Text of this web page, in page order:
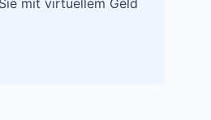
mit virtuellem Geld